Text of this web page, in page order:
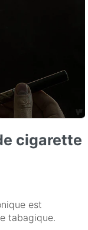
cigarette
est
tabagique.